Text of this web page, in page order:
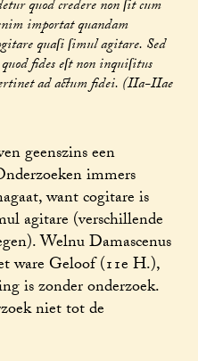
quod credere non ſit cum
importat quandam
quaſi ſimul agitare. Sed
fides eſt non inquiſitus
ad actum fidei. (IIa-IIae
geenszins een
immers
want cogitare is
agitare (verschillende
Welnu Damascenus
ware Geloof (11e H.),
is zonder onderzoek.
niet tot de